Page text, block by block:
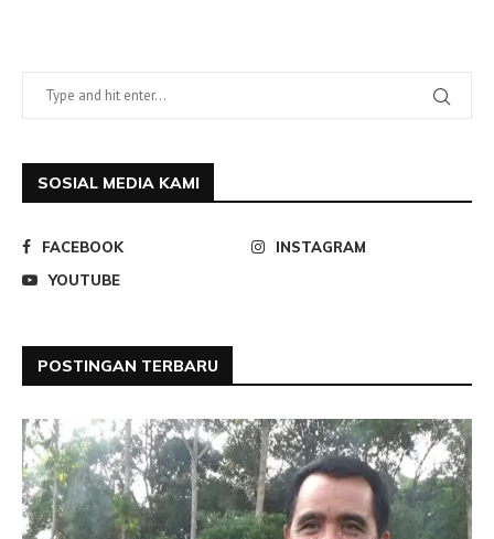
SOSIAL MEDIA KAMI
FACEBOOK
INSTAGRAM
YOUTUBE
POSTINGAN TERBARU